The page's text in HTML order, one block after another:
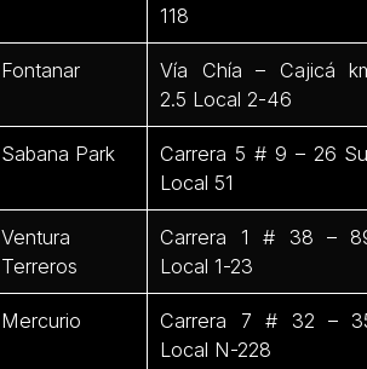
118
Fontanar
Vía Chía – Cajicá
2.5 Local 2-46
Sabana Park
Carrera 5 # 9 – 26
Local 51
Ventura
Terreros
Carrera 1 # 38 –
Local 1-23
Mercurio
Carrera 7 # 32 –
Local N-228